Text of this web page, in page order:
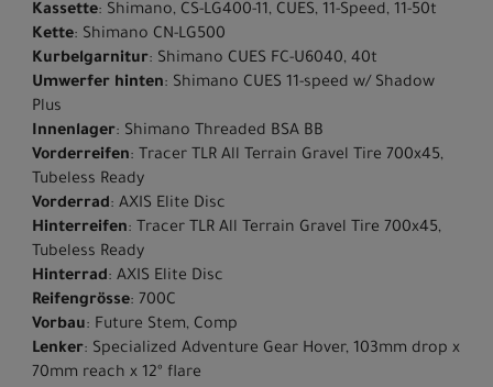
Kassette: Shimano, CS-LG400-11, CUES, 11-Speed, 11-50t
Kette: Shimano CN-LG500
Kurbelgarnitur: Shimano CUES FC-U6040, 40t
Umwerfer hinten: Shimano CUES 11-speed w/ Shadow
Plus
Innenlager: Shimano Threaded BSA BB
Vorderreifen: Tracer TLR All Terrain Gravel Tire 700x45,
Tubeless Ready
Vorderrad: AXIS Elite Disc
Hinterreifen: Tracer TLR All Terrain Gravel Tire 700x45,
Tubeless Ready
Hinterrad: AXIS Elite Disc
Reifengrösse: 700C
Vorbau: Future Stem, Comp
Lenker: Specialized Adventure Gear Hover, 103mm drop x
70mm reach x 12º flare